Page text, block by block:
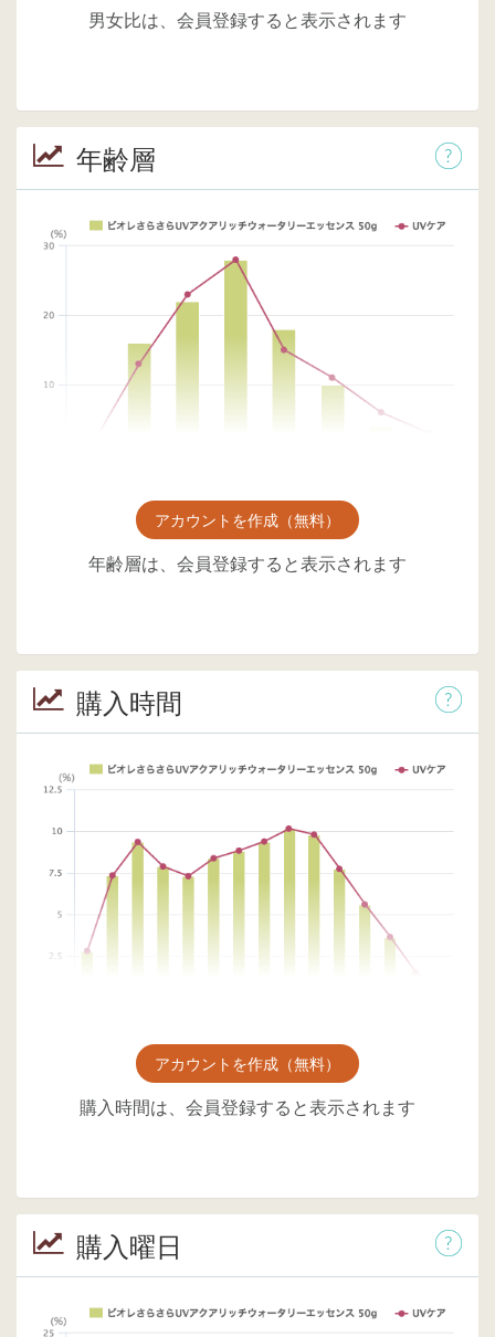
男女比は、会員登録すると表示されます
年齢層
アカウントを作成（無料）
年齢層は、会員登録すると表示されます
購入時間
アカウントを作成（無料）
購入時間は、会員登録すると表示されます
購入曜日